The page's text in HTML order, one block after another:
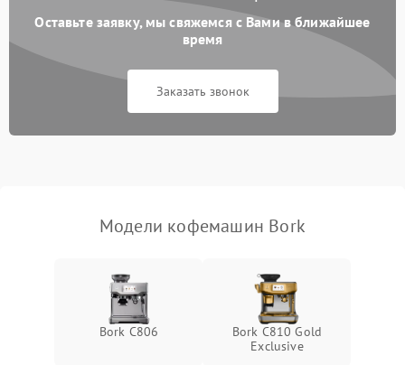
Оставьте заявку, мы свяжемся с Вами в ближайшее
время
Заказать звонок
Модели кофемашин Bork
Bork C806
Bork C810 Gold
Exclusive